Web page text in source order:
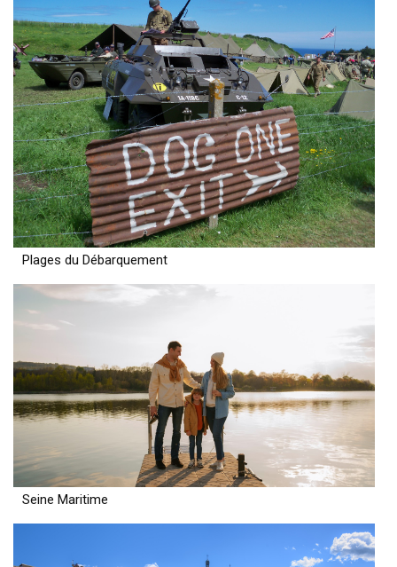
Plages du Débarquement
Seine Maritime